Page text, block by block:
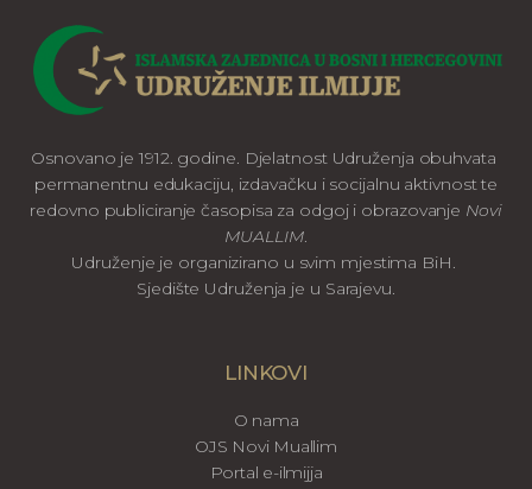
Osnovano je 1912. godine. Djelatnost Udruženja obuhvata
permanentnu edukaciju, izdavačku i socijalnu aktivnost te
redovno publiciranje časopisa za odgoj i obrazovanje Novi
MUALLIM.
Udruženje je organizirano u svim mjestima BiH.
Sjedište Udruženja je u Sarajevu.
LINKOVI
O nama
OJS Novi Muallim
Portal e-ilmijja